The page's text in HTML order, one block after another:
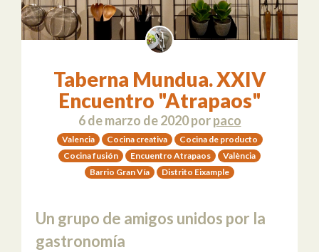
Taberna Mundua. XXIV
Encuentro "Atrapaos"
6 de marzo de 2020porpaco
Valencia Cocina creativa
Cocina de producto
Cocina fusión
Encuentro Atrapaos
València
Barrio Gran Vía
Distrito Eixample
Un grupo de amigos unidos por la
gastronomía